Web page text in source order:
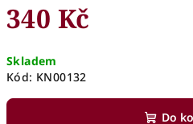
340 Kč
cena:
Skladem
Kód: KN00132
Do